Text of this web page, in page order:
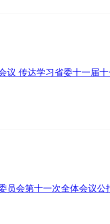
议 传达学习省委十一届
员会第十一次全体会议公